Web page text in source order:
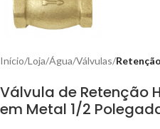
Início Loja Água Válvulas
Válvula de Retenção
em Metal 1/2